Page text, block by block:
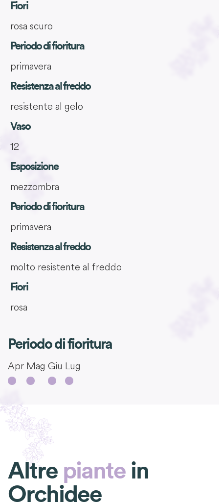
Fiori
rosa scuro
Periodo di fioritura
primavera
Resistenza al freddo
resistente al gelo
Vaso
12
Esposizione
mezzombra
Periodo di fioritura
primavera
Resistenza al freddo
molto resistente al freddo
Fiori
rosa
Periodo di fioritura
Apr Mag Giu Lug
Altre piante in
Orchidee